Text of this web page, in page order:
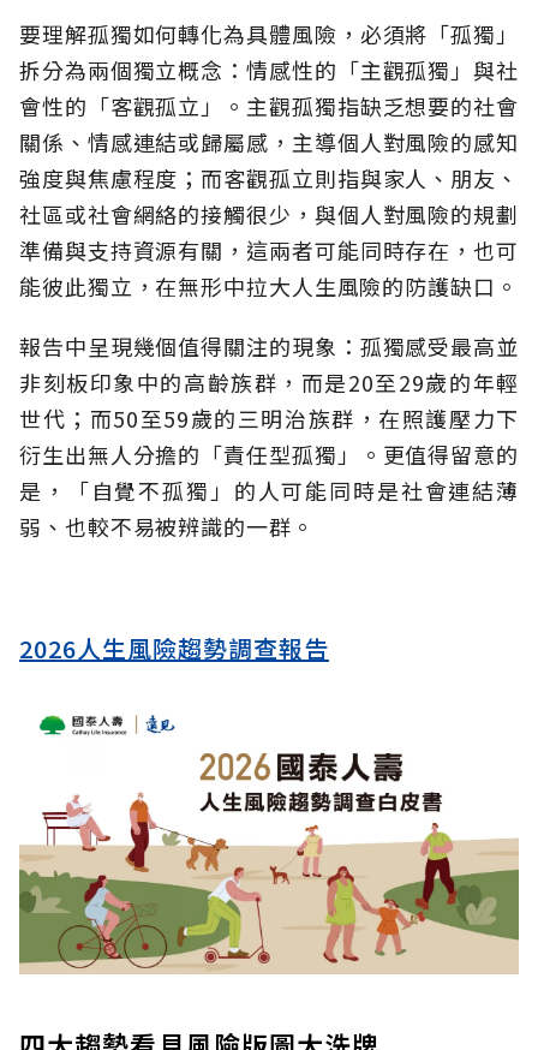
要理解孤獨如何轉化為具體風險，必須將「孤獨」
拆分為兩個獨立概念：情感性的「主觀孤獨」與社
會性的「客觀孤立」。主觀孤獨指缺乏想要的社會
關係、情感連結或歸屬感，主導個人對風險的感知
強度與焦慮程度；而客觀孤立則指與家人、朋友、
社區或社會網絡的接觸很少，與個人對風險的規劃
準備與支持資源有關，這兩者可能同時存在，也可
能彼此獨立，在無形中拉大人生風險的防護缺口。
報告中呈現幾個值得關注的現象：孤獨感受最高並
非刻板印象中的高齡族群，而是20至29歲的年輕
世代；而50至59歲的三明治族群，在照護壓力下
衍生出無人分擔的「責任型孤獨」。更值得留意的
是，「自覺不孤獨」的人可能同時是社會連結薄
弱、也較不易被辨識的一群。
2026人生風險趨勢調查報告